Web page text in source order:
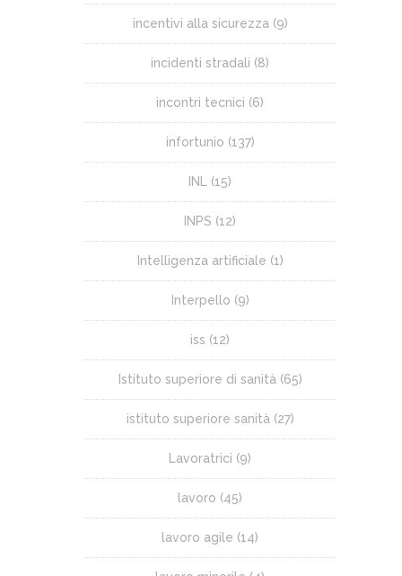
incentivi alla sicurezza (9)
incidenti stradali (8)
incontri tecnici (6)
infortunio (137)
INL (15)
INPS (12)
Intelligenza artificiale (1)
Interpello (9)
iss (12)
Istituto superiore di sanità (65)
istituto superiore sanità (27)
Lavoratrici (9)
lavoro (45)
lavoro agile (14)